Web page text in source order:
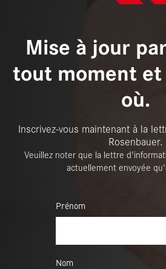
Mise à jour
tout moment et
où.
Inscrivez-vous maintenant à la
Rosenbauer.
Veuillez noter que la lettre
actuellement envoyée
Prénom
Nom